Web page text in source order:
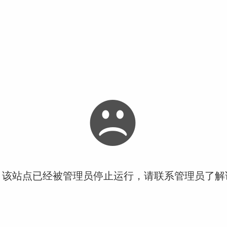
站点已经被管理员停止运行，请联系管理员了